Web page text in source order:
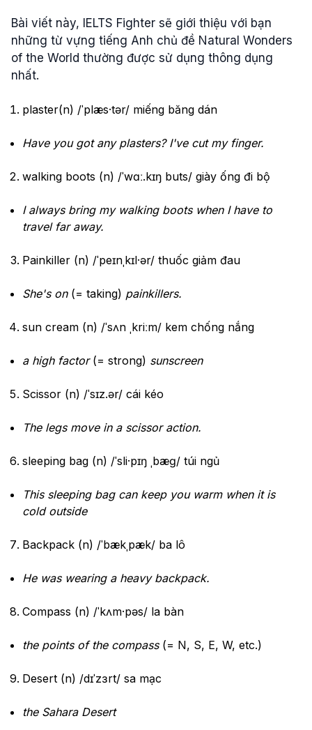
Bài viết này, IELTS Fighter sẽ giới thiệu với bạn
những từ vựng tiếng Anh chủ đề Natural Wonders
of the World thường được sử dụng thông dụng
nhất.
plaster(n) /ˈplæs·tər/ miếng băng dán
Have you got any plasters? I've cut my finger.
walking boots (n) /ˈwɑː.kɪŋ buts/ giày ống đi bộ
I always bring my walking boots when I have to
travel far away.
Painkiller (n) /ˈpeɪnˌkɪl·ər/ thuốc giảm đau
She's on (= taking) painkillers.
sun cream (n) /ˈsʌn ˌkriːm/ kem chống nắng
a high factor (= strong) sunscreen
Scissor (n) /ˈsɪz.ər/ cái kéo
The legs move in a scissor action.
sleeping bag (n) /ˈsli·pɪŋ ˌbæɡ/ túi ngủ
This sleeping bag can keep you warm when it is
cold outside
Backpack (n) /ˈbækˌpæk/ ba lô
He was wearing a heavy backpack.
Compass (n) /ˈkʌm·pəs/ la bàn
the points of the compass (= N, S, E, W, etc.)
Desert (n) /dɪˈzɜrt/ sa mạc
the Sahara Desert